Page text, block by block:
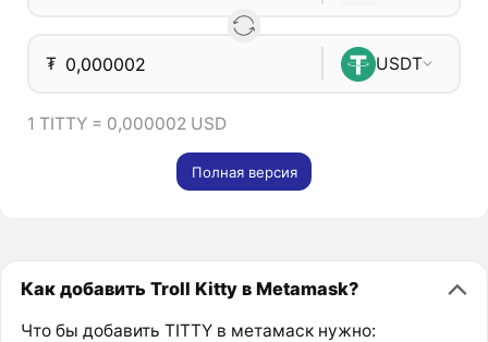
₮ USDT
1 TITTY = 0,000002 USD
Полная версия
Как добавить Troll Kitty в Metamask?
Что бы добавить TITTY в метамаск нужно: